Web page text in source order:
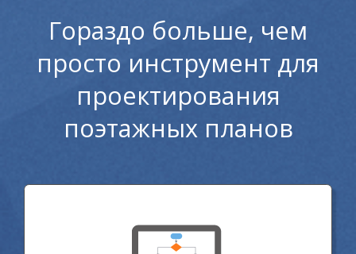
Гораздо больше, чем
просто инструмент для
проектирования
поэтажных планов